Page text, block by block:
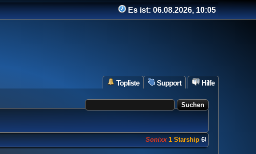
Es ist:06.08.2026, 10:05
Hilfe
Support
Topliste
Sonixx 1 Starship 682 Punkte